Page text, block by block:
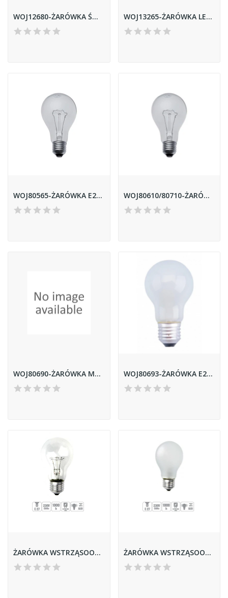
WOJ12680-ŻARÓWKA ŚWIECOWA E14 60W CLAER SPECTRUM WOJ13265-ŻARÓWKA LED GU10 WW 6W 450LM SPECTRUM
WOJ80565-ŻARÓWKA E27 150W CLAER SPECTRUM WOJ80610/80710-ŻARÓWKA E27 40W CLAER SPECTRUM
WOJ80690-ŻARÓWKA MATOWANA GLS E27 25W SPECTRUM WOJ80693-ŻARÓWKA E27 75W SPECTRUM
ŻARÓWKA WSTRZĄSOODPORNA GLIS-150CL 150W E27 A68... ŻARÓWKA WSTRZĄSOODPORNA GLIS-150FR 150W E27 A68...